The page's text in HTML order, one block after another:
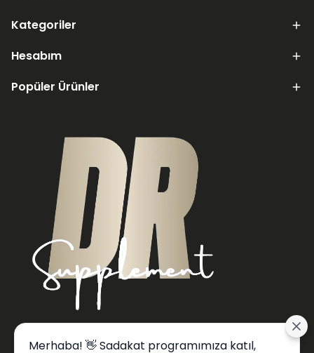
Kategoriler
Hesabım
Popüler Ürünler
Merhaba! 👋 Sadakat programımıza katıl,